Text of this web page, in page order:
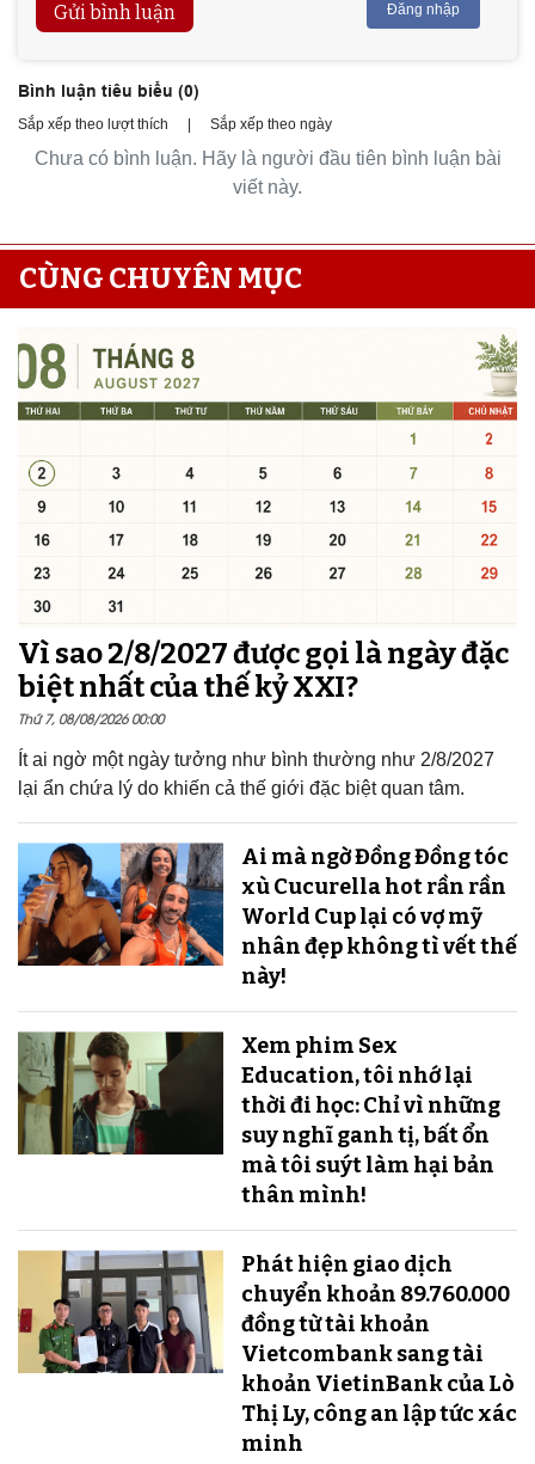
Gửi bình luận Đăng nhập
Bình luận tiêu biểu (0)
Sắp xếp theo lượt thích Sắp xếp theo ngày
Chưa có bình luận. Hãy là người đầu tiên bình luận bài
viết này.
CÙNG CHUYÊN MỤC
Vì sao 2/8/2027 được gọi là ngày đặc
biệt nhất của thế kỷ XXI?
Thứ 7, 08/08/2026 00:00
Ít ai ngờ một ngày tưởng như bình thường như 2/8/2027
lại ẩn chứa lý do khiến cả thế giới đặc biệt quan tâm.
Ai mà ngờ Đồng Đồng tóc
xù Cucurella hot rần rần
World Cup lại có vợ mỹ
nhân đẹp không tì vết thế
này!
Xem phim Sex
Education, tôi nhớ lại
thời đi học: Chỉ vì những
suy nghĩ ganh tị, bất ổn
mà tôi suýt làm hại bản
thân mình!
Phát hiện giao dịch
chuyển khoản 89.760.000
đồng từ tài khoản
Vietcombank sang tài
khoản VietinBank của Lò
Thị Ly, công an lập tức xác
minh